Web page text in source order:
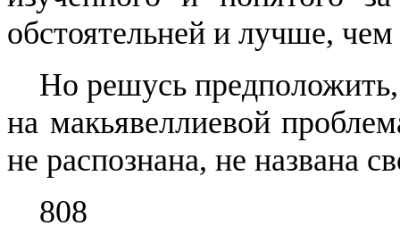
обстоятельней и лучше,
Но решусь
на макьявеллиевой
не распознана, не названа
808